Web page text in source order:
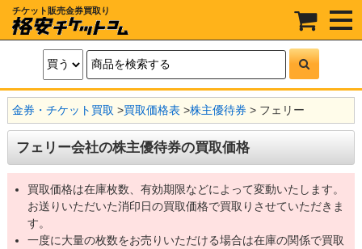
チケット販売金券買取り
t
o
g
n
a
i
i
金券・チケット買取 >買取価格表>株主優待券 > フェリー
フェリー会社の株主優待券の買取価格
買取価格は在庫枚数、有効期限などによって変動いたします。
お送りいただいた消印日の買取価格で買取りさせていただきま
す。
一度に大量の枚数をお売りいただける場合は在庫の関係で買取